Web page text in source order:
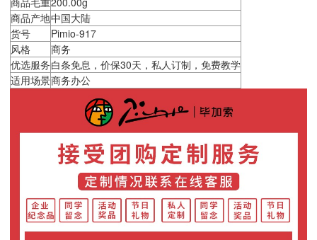
商品产地中国大陆
货号
Pimio-917
风格
商务
优选服务白条免息，价保30天，私人订制，免费教学
适用场景商务办公